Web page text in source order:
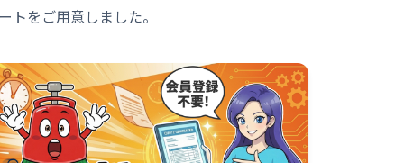
をご用意しました。